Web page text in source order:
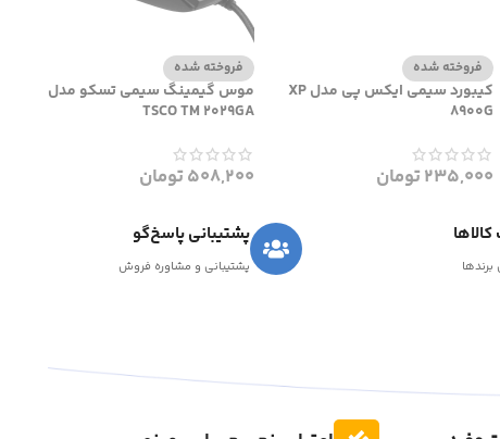
فروخته شده
کیبورد سیمی ایکس پی مدل XP
8900G
235,000تومان
فروخته شده
موس گیمینگ سیمی تسکو مدل
TSCO TM 2029GA
508,200تومان
برندها
پشتیبانی پاسخ‌گو
پشتیبانی و مشاوره فروش